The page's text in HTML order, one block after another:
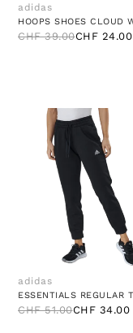
adidas
CHF 39.00CHF 24.00
adidas
CHF 51.00CHF 34.00